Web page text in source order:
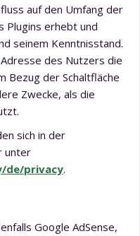
auf den Umfang der
Plugins erhebt und
seinem Kenntnisstand.
des Nutzers die
Bezug der Schaltfläche
Zwecke, als die
sich in der
unter
de/privacy.
Google AdSense,